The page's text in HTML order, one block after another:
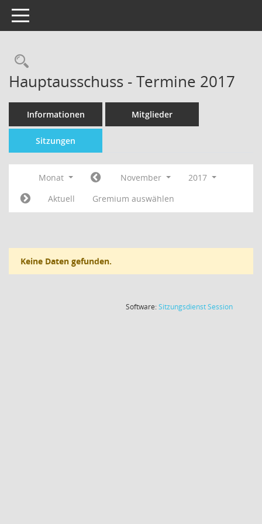
Toggle navigation
Hauptausschuss - Termine 2017
Informationen Mitglieder
Sitzungen
Monat November
2017
Aktuell
Gremium auswählen
Keine Daten gefunden.
Software:SitzungsdienstSession(Wird in